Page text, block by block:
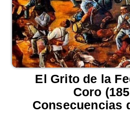
El Grito de la
Coro
Consecuencias